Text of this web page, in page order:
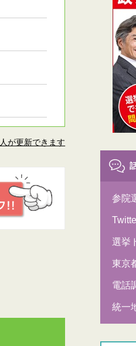
が更新できます
参院
選挙
東京
電話
統一